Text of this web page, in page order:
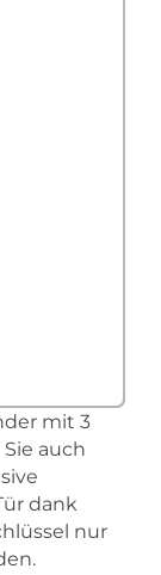
mit 3
auch
dank
nur